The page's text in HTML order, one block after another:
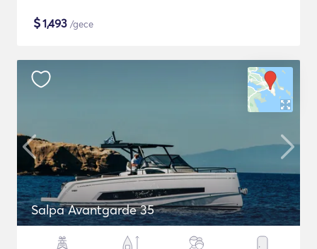
$1,493 /gece
Salpa Avantgarde 35